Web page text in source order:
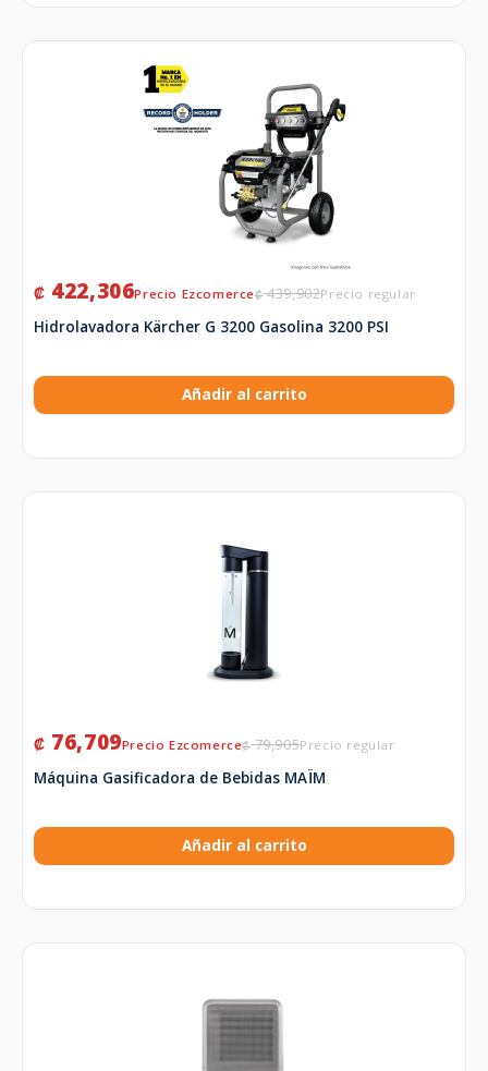
₡439,902
₡ 422,306
Hidrolavadora Kärcher G 3200 Gasolina 3200 PSI
Añadir al carrito
₡79,905
₡ 76,709
Máquina Gasificadora de Bebidas MAÏM
Añadir al carrito